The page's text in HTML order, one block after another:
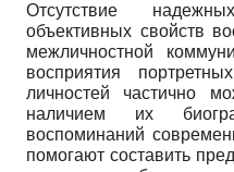
Отсутствие
объективных свойств
межличностной
восприятия
личностей частично
наличием их
воспоминаний
помогают составить